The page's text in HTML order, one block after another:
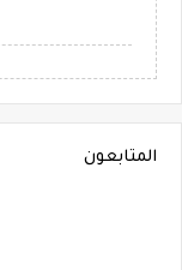
المتابعون